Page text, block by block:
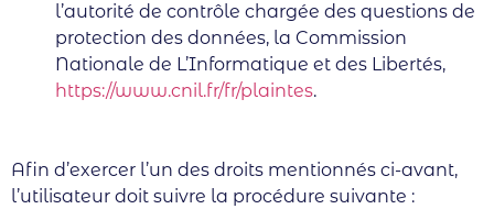
l’autorité de contrôle chargée des questions de
protection des données, la Commission
Nationale de L’Informatique et des Libertés,
https://www.cnil.fr/fr/plaintes.
Afin d’exercer l’un des droits mentionnés ci-avant,
l’utilisateur doit suivre la procédure suivante :